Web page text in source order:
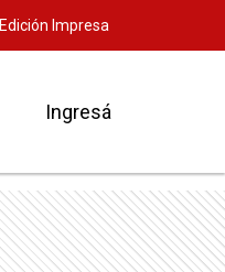
Edición Impresa
Ingresá